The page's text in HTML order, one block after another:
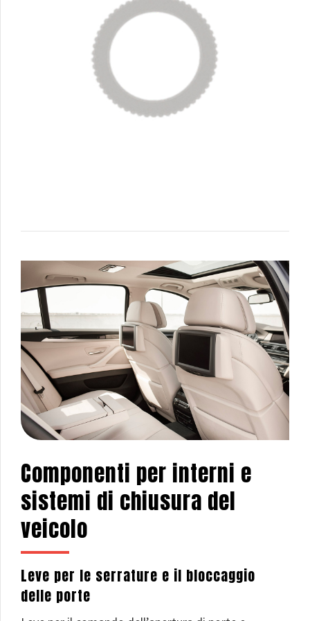
Componenti per interni e
sistemi di chiusura del
veicolo
Leve per le serrature e il bloccaggio
delle porte